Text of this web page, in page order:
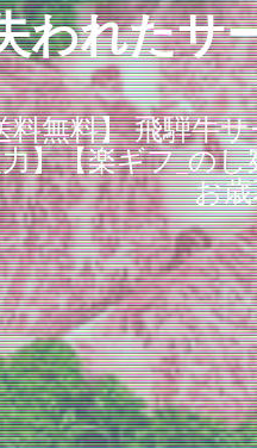
われたサ
無料】 飛騨牛
】【楽ギフ_の
お